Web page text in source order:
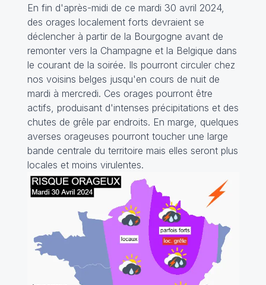
En fin d'après-midi de ce mardi 30 avril 2024,
des orages localement forts devraient se
déclencher à partir de la Bourgogne avant de
remonter vers la Champagne et la Belgique dans
le courant de la soirée. Ils pourront circuler chez
nos voisins belges jusqu'en cours de nuit de
mardi à mercredi. Ces orages pourront être
actifs, produisant d'intenses précipitations et des
chutes de grêle par endroits. En marge, quelques
averses orageuses pourront toucher une large
bande centrale du territoire mais elles seront plus
locales et moins virulentes.